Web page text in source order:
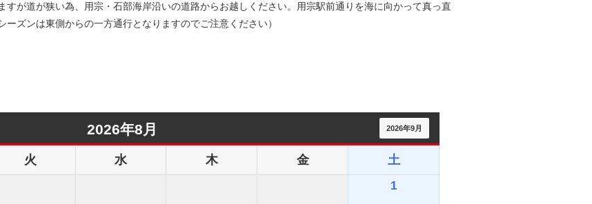
すが道が狭い為、用宗・石部海岸沿いの道路からお越しください。用宗駅前通りを海に向かって真っ直
ズンは東側からの一方通行となりますのでご注意ください）
2026年8月 2026年9月
火 水 木 金 土
1